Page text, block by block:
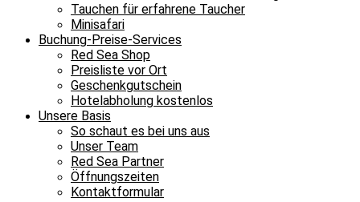
Tauchen für erfahrene Taucher
Minisafari
Buchung-Preise-Services
Red Sea Shop
Preisliste vor Ort
Geschenkgutschein
Hotelabholung kostenlos
Unsere Basis
So schaut es bei uns aus
Unser Team
Red Sea Partner
Öffnungszeiten
Kontaktformular